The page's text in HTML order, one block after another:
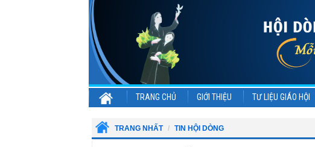
TRANG CHỦ GIỚI THIỆU TƯ LIỆU GIÁO HỘI
TRANG NHẤT TIN HỘI DÒNG